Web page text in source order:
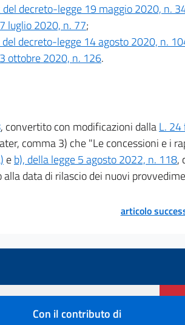
decreto-legge 19 maggio 2020, n.
luglio 2020, n. 77;
decreto-legge 14 agosto 2020, n.
ottobre 2020, n. 126.
, convertito con modificazioni dallaL.
comma 3) che "Le concessioni e i
eb), della legge 5 agosto 2022, n. 118,
data di rilascio dei nuovi
articolo
Con il contributo di